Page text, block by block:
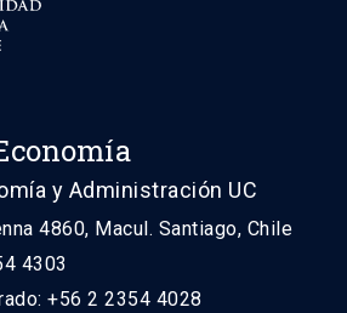
y Administración UC
4860, Macul. Santiago, Chile
4303
+56 2 2354 4028